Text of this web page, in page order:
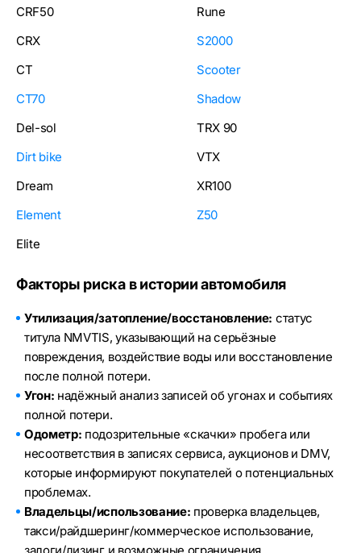
CRF50
CRX
CT
CT70
Del-sol
Dirt bike
Dream
Element
Elite
Rune
S2000
Scooter
Shadow
TRX 90
VTX
XR100
Z50
Факторы риска в истории автомобиля
Утилизация/затопление/восстановление: статус
титула NMVTIS, указывающий на серьёзные
повреждения, воздействие воды или восстановление
после полной потери.
Угон: надёжный анализ записей об угонах и событиях
полной потери.
Одометр: подозрительные «скачки» пробега или
несоответствия в записях сервиса, аукционов и DMV,
которые информируют покупателей о потенциальных
проблемах.
Владельцы/использование: проверка владельцев,
такси/райдшеринг/коммерческое использование,